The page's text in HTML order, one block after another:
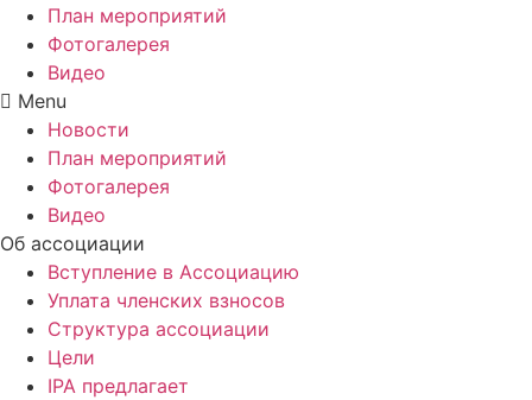
План мероприятий
Фотогалерея
Видео
Menu
Новости
План мероприятий
Фотогалерея
Видео
Об ассоциации
Вступление в Ассоциацию
Уплата членских взносов
Структура ассоциации
Цели
IPA предлагает